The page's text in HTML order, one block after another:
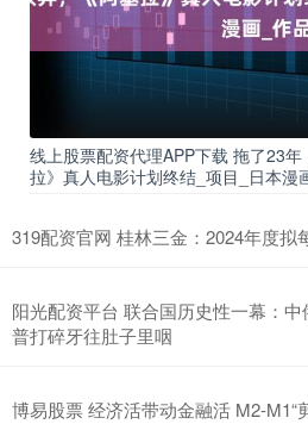
线上股票配资代理APP下载 拖了23
拉》真人电影计划终结_项目_日本漫
319配资官网 桂林三金：2024年度拟
阳光配资平台 联合国历史性一幕：
普打碎牙往肚子里咽
博易股票 经济活带动金融活 M2-M1“